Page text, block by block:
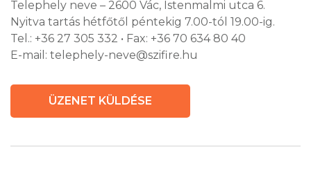
Telephely neve – 2600 Vác, Istenmalmi utca 6.
Nyitva tartás hétfőtől péntekig 7.00-tól 19.00-ig.
Tel.: +36 27 305 332 • Fax: +36 70 634 80 40
E-mail: telephely-neve@szifire.hu
ÜZENET KÜLDÉSE